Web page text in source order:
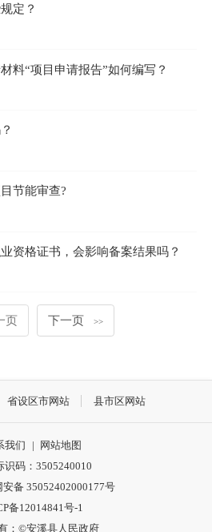
定？
料“项目申请报告”如何编写？
节能审查?
资格证书，会影响备案结果吗？
页 下一页 >>
省设区市网站 县市区网站
我们 |
网站地图
识码：3505240010
安备 35052402000177号
备12014841号-1
：©安溪县人民政府